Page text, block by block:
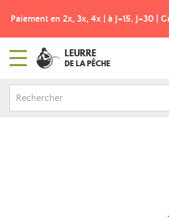
Paiement en 2x, 3x, 4x | à J+15, J+30 |
LEURRE
DE LA PÊCHE